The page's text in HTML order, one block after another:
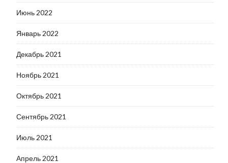
Июнь 2022
Январь 2022
Декабрь 2021
Ноябрь 2021
Октябрь 2021
Сентябрь 2021
Июль 2021
Апрель 2021